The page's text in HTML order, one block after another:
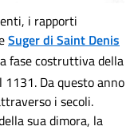
i rapporti
Suger di Saint Denis
fase costruttiva della
Da questo anno
i secoli.
sua dimora, la